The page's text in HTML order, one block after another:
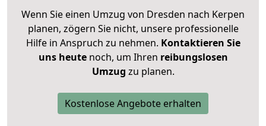
Wenn Sie einen Umzug von Dresden nach Kerpen
planen, zögern Sie nicht, unsere professionelle
Hilfe in Anspruch zu nehmen. Kontaktieren Sie
uns heutenoch, um Ihren reibungslosen
Umzug zu planen.
Kostenlose Angebote erhalten